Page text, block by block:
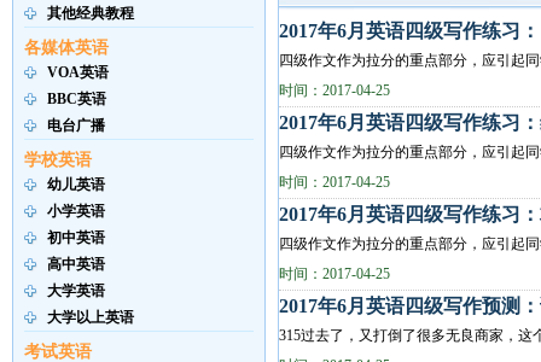
其他经典教程
各媒体英语
VOA英语
BBC英语
电台广播
学校英语
幼儿英语
小学英语
初中英语
高中英语
大学英语
大学以上英语
考试英语
2017年6月英语四级写作练习
四级作文作为拉分的重点部分，应引起
们在电脑普及的今天，谈一谈电脑给我
时间：2017-04-25
2017年6月英语四级写作练习
四级作文作为拉分的重点部分，应引起
this part, you are allowed 30minut...
时间：2017-04-25
2017年6月英语四级写作练习
四级作文作为拉分的重点部分，应引起
this part, you are allowed 30minut...
时间：2017-04-25
2017年6月英语四级写作预测
315过去了，又打倒了很多无良商家，